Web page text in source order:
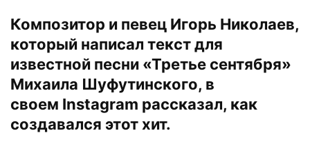
Композитор и певец Игорь Николаев,
который написал текст для
известной песни «Третье сентября»
Михаила Шуфутинского, в
своем Instagram рассказал, как
создавался этот хит.